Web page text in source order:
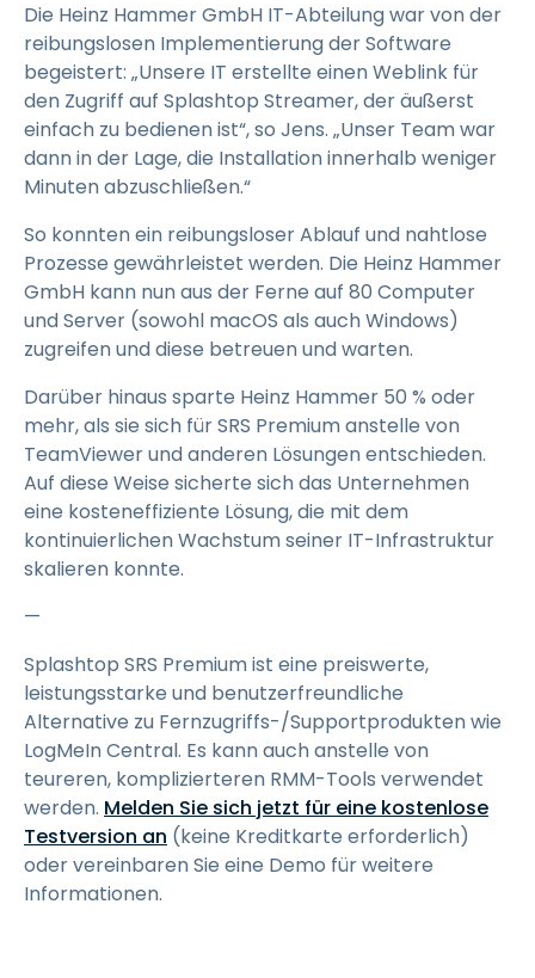
Die Heinz Hammer GmbH IT-Abteilung war von der
reibungslosen Implementierung der Software
begeistert: „Unsere IT erstellte einen Weblink für
den Zugriff auf Splashtop Streamer, der äußerst
einfach zu bedienen ist“, so Jens. „Unser Team war
dann in der Lage, die Installation innerhalb weniger
Minuten abzuschließen.“
So konnten ein reibungsloser Ablauf und nahtlose
Prozesse gewährleistet werden. Die Heinz Hammer
GmbH kann nun aus der Ferne auf 80 Computer
und Server (sowohl macOS als auch Windows)
zugreifen und diese betreuen und warten.
Darüber hinaus sparte Heinz Hammer 50 % oder
mehr, als sie sich für SRS Premium anstelle von
TeamViewer und anderen Lösungen entschieden.
Auf diese Weise sicherte sich das Unternehmen
eine kosteneffiziente Lösung, die mit dem
kontinuierlichen Wachstum seiner IT-Infrastruktur
skalieren konnte.
—
Splashtop SRS Premium ist eine preiswerte,
leistungsstarke und benutzerfreundliche
Alternative zu Fernzugriffs-/Supportprodukten wie
LogMeIn Central. Es kann auch anstelle von
teureren, komplizierteren RMM-Tools verwendet
werden. Melden Sie sich jetzt für eine kostenlose
Testversion an (keine Kreditkarte erforderlich)
oder vereinbaren Sie eine Demo für weitere
Informationen.